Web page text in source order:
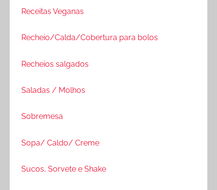
Receitas Veganas
Recheio/Calda/Cobertura para bolos
Recheios salgados
Saladas / Molhos
Sobremesa
Sopa/ Caldo/ Creme
Sucos, Sorvete e Shake